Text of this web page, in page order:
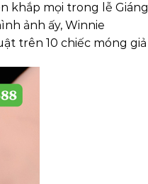
khắp mọi trong lễ Giáng
ảnh ấy, Winnie
trên 10 chiếc móng giả